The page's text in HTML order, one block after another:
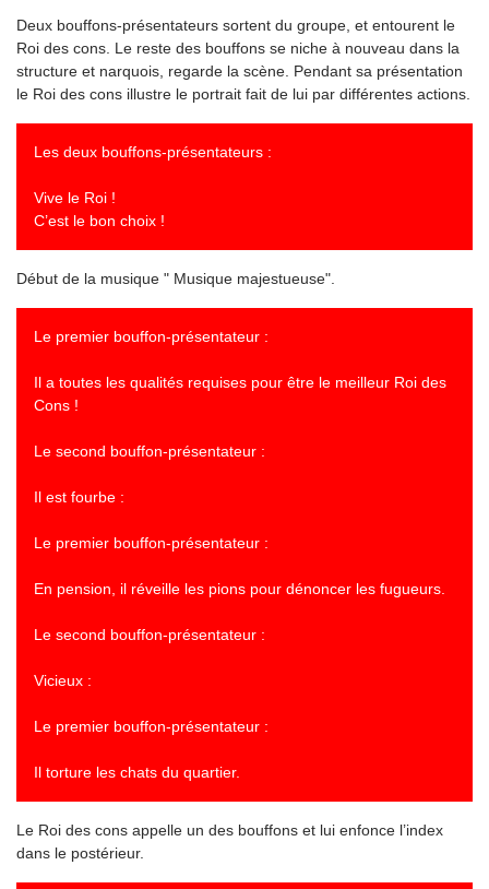
Deux bouffons-présentateurs sortent du groupe, et entourent le
Roi des cons. Le reste des bouffons se niche à nouveau dans la
structure et narquois, regarde la scène. Pendant sa présentation
le Roi des cons illustre le portrait fait de lui par différentes actions.
Les deux bouffons-présentateurs :
Vive le Roi !
C’est le bon choix !
Début de la musique " Musique majestueuse".
Le premier bouffon-présentateur :
Il a toutes les qualités requises pour être le meilleur Roi des
Cons !
Le second bouffon-présentateur :
Il est fourbe :
Le premier bouffon-présentateur :
En pension, il réveille les pions pour dénoncer les fugueurs.
Le second bouffon-présentateur :
Vicieux :
Le premier bouffon-présentateur :
Il torture les chats du quartier.
Le Roi des cons appelle un des bouffons et lui enfonce l’index
dans le postérieur.